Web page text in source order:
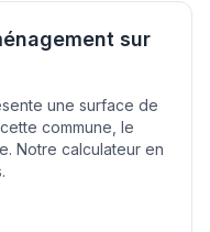
sur
une surface de
commune, le
Notre calculateur en